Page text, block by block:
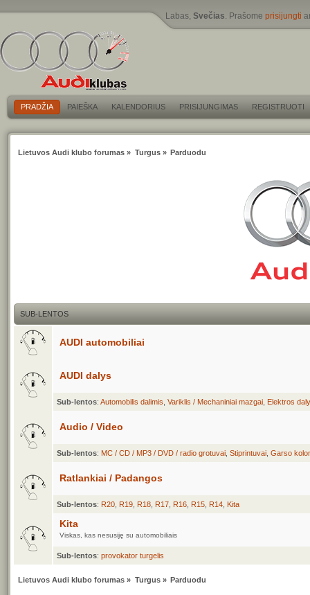
Labas, Svečias. Prašome prisijungti
PRADŽIA PAIEŠKA KALENDORIUS PRISIJUNGIMAS REGISTRUOTI
Lietuvos Audi klubo forumas » Turgus» Parduodu
SUB-LENTOS
AUDI automobiliai
AUDI dalys
Sub-lentos: Automobilis dalimis Variklis / Mechaniniai mazgai Elektros
Audio / Video
Sub-lentos: MC / CD / MP3 / DVD / radio grotuvai Stiprintuvai Garso
Ratlankiai / Padangos
Sub-lentos: R20 R19 R18 R17 R16 R15 R14 Kita
Kita
Viskas, kas nesusiję su automobiliais
Sub-lentos: provokator turgelis
Lietuvos Audi klubo forumas » Turgus» Parduodu